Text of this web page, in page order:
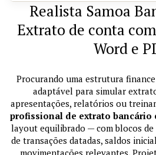
Realista Samoa
Extrato de conta
Word e
Procurando uma estrutura
adaptável para simular
apresentações, relatórios ou
profissional de extrato bancário
layout equilibrado — com blocos de
de transações datadas, saldos
movimentações relevantes.